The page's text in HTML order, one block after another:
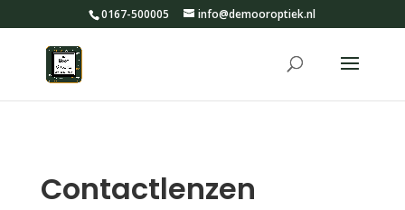
0167-500005 info@demooroptiek.nl
Contactlenzen